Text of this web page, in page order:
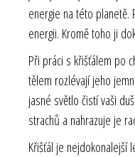
energie na této planetě.
energii. Kromě toho ji
Při práci s křišťálem po
tělem rozlévají jeho
jasné světlo čistí vaši
strachů a nahrazuje je
Křišťál je nejdokonalejší